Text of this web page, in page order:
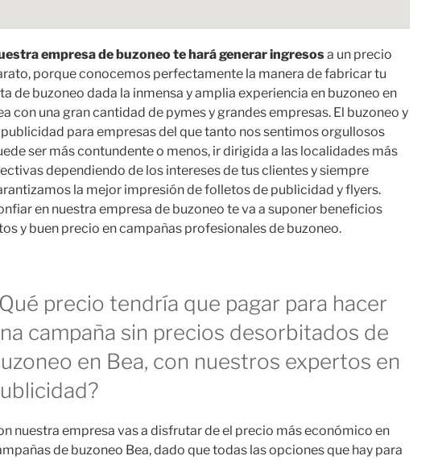
empresa de buzoneo te hará generar ingresosa un precio
porque conocemos perfectamente la manera de fabricar tu
de buzoneo dada la inmensa y amplia experiencia en buzoneo en
con una gran cantidad de pymes y grandes empresas. El buzoneo y
publicidad para empresas del que tanto nos sentimos orgullosos
ser más contundente o menos, ir dirigida a las localidades más
dependiendo de los intereses de tus clientes y siempre
la mejor impresión de folletos de publicidad y flyers.
en nuestra empresa de buzoneo te va a suponer beneficios
y buen precio en campañas profesionales de buzoneo.
precio tendría que pagar para hacer
campaña sin precios desorbitados de
en Bea, con nuestros expertos en
nuestra empresa vas a disfrutar de el precio más económico en
de buzoneo Bea, dado que todas las opciones que hay para